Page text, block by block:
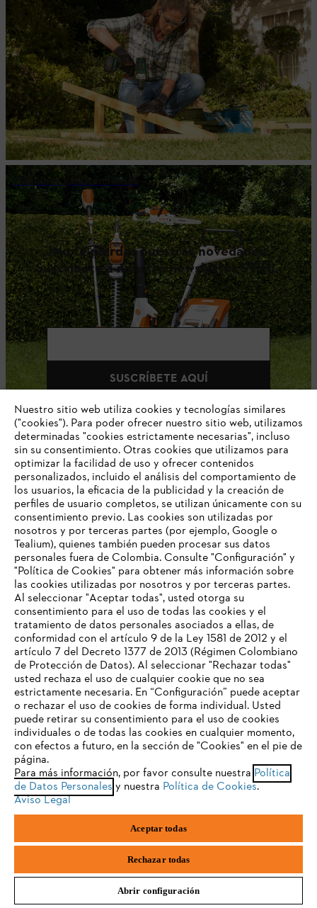
Máquinas y herramientas
¡No te pierdas nuestras novedades!
Suscríbete a nuestro newsletter STIHL.
E-mail
SUSCRÍBETE AQUÍ
#STIHLCOLOMBIA
Nuestra empresa
Preguntas frecuentes
Contacto
Política tratamiento de datos personales Aviso legal
Cookies Información legal
STIHL S.A.S.Parque La Regional Aeropuerto, Interior 30, Rionegro,
TU NAVEGADOR NO ES
COMPATIBLE
El navegador que estás utilizando no es compatible con
nuestra página web. Para que puedas disfrutar de nuestro
contenido, utiliza uno de los siguientes navegadores:
firefox chrome
safari edge
Nuestro sitio web utiliza cookies y tecnologías similares
("cookies"). Para poder ofrecer nuestro sitio web, utilizamos
determinadas "cookies estrictamente necesarias", incluso
sin su consentimiento. Otras cookies que utilizamos para
optimizar la facilidad de uso y ofrecer contenidos
personalizados, incluido el análisis del comportamiento de
los usuarios, la eficacia de la publicidad y la creación de
perfiles de usuario completos, se utilizan únicamente con su
consentimiento previo. Las cookies son utilizadas por
nosotros y por terceras partes (por ejemplo, Google o
Tealium), quienes también pueden procesar sus datos
personales fuera de Colombia. Consulte "Configuración" y
"Política de Cookies" para obtener más información sobre
las cookies utilizadas por nosotros y por terceras partes.
Al seleccionar "Aceptar todas", usted otorga su
consentimiento para el uso de todas las cookies y el
tratamiento de datos personales asociados a ellas, de
conformidad con el artículo 9 de la Ley 1581 de 2012 y el
artículo 7 del Decreto 1377 de 2013 (Régimen Colombiano
de Protección de Datos). Al seleccionar "Rechazar todas"
usted rechaza el uso de cualquier cookie que no sea
estrictamente necesaria. En “Configuración” puede aceptar
o rechazar el uso de cookies de forma individual. Usted
puede retirar su consentimiento para el uso de cookies
individuales o de todas las cookies en cualquier momento,
con efectos a futuro, en la sección de "Cookies" en el pie de
página.
Para más información, por favor consulte nuestra Política
de Datos Personales y nuestra Política de Cookies.
Aviso Legal
Aceptar todas
Rechazar todas
Abrir configuración